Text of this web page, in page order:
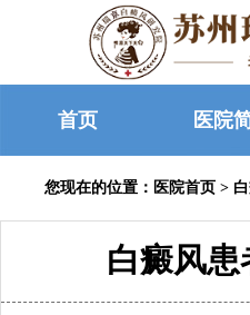
首页 医院
您现在的位置： 医院首页 >
白癜风